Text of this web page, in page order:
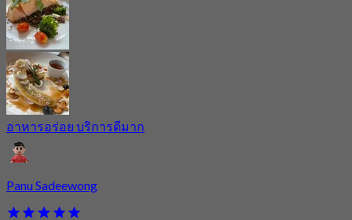
อาหารอร่อย บริการดีมาก
Panu Sadeewong